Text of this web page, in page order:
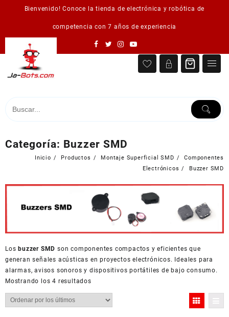
Bienvenido! Conoce la tienda de electrónica y robótica de
competencia con 7 años de experiencia
Categoría: Buzzer SMD
Inicio Productos Montaje Superficial SMD
Componentes
Electrónicos
Buzzer SMD
Losbuzzer SMD son componentes compactos y eficientes que
generan señales acústicas en proyectos electrónicos. Ideales para
alarmas, avisos sonoros y dispositivos portátiles de bajo consumo.
Mostrando los 4 resultadosOrdenado
por